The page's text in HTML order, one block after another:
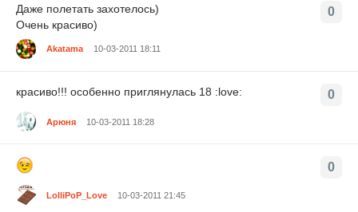
0
Даже полетать захотелось)
Очень красиво)
Akatama 10-03-2011 18:11
0
красиво!!! особенно приглянулась 18 :love:
Арюня 10-03-2011 18:28
0
LolliPoP_Love 10-03-2011 21:45